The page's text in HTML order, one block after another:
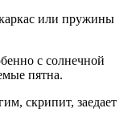
или пружины
с солнечной
пятна.
скрипит, заедает